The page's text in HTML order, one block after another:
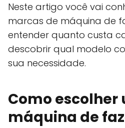
Neste artigo você vai
marcas de máquina de
entender quanto custa
descobrir qual modelo
sua necessidade.
Como escolher
máquina de